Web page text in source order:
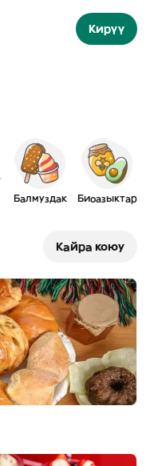
Кирүү
Балмуздак Биоазыктар
Кайра коюу